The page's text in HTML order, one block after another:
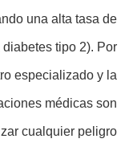
una alta tasa de
tipo 2). Por
especializado y la
médicas son
cualquier peligro